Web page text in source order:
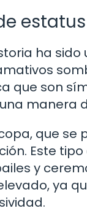
ha
que son
manera
que se
Este
y
ya